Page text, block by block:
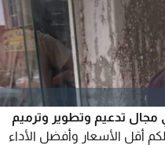
تدعيم وتطوير وترميم
أقل الأسعار وأفضل الأداء